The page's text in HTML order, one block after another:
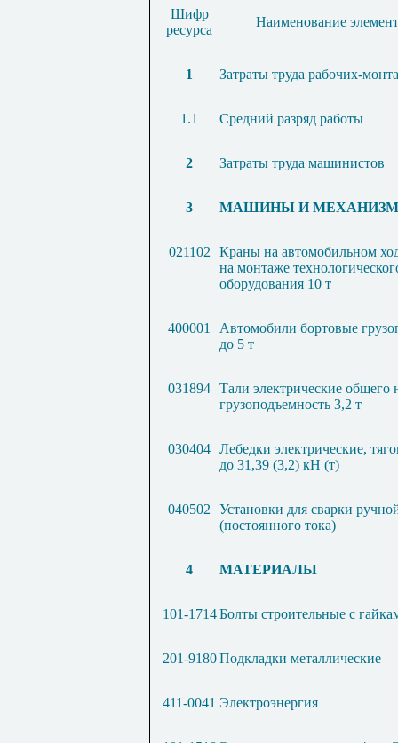
Шифр
ресурса
Наименование
1 Затраты труда рабочих-
1.1 Средний разряд работы
2 Затраты труда машинистов
3 МАШИНЫ И
021102
Краны на автомобильном
на монтаже
оборудования 10 т
400001
Автомобили бортовые
до 5 т
031894 Тали электрические общего
грузоподъемность 3,2 т
030404 Лебедки электрические,
до 31,39 (3,2) кН (т)
040502
Установки для сварки
(постоянного тока)
4 МАТЕРИАЛЫ
101-1714 Болты строительные с
201-9180 Подкладки металлические
411-0041 Электроэнергия